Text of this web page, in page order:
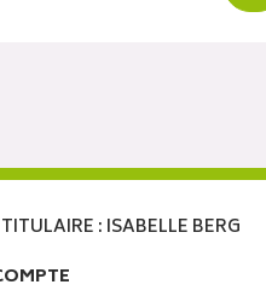
: ISABELLE BERG